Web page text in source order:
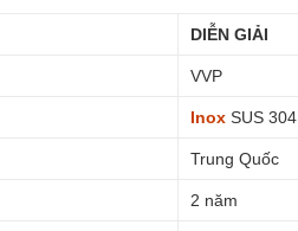
DIỄN GIẢI
VVP
InoxSUS 304
Trung Quốc
2 năm